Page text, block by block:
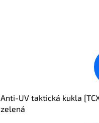
Anti-UV taktická kukla
zelená